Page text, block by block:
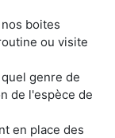
boites
ou visite
genre de
de l'espèce de
en place des